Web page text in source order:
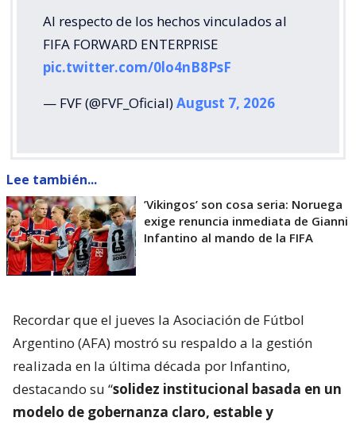
Al respecto de los hechos vinculados al
FIFA FORWARD ENTERPRISE
pic.twitter.com/0lo4nB8PsF
— FVF (@FVF_Oficial)August 7, 2026
Lee también...
’Vikingos’ son cosa seria: Noruega
exige renuncia inmediata de Gianni
Infantino al mando de la FIFA
Recordar que el jueves la Asociación de Fútbol
Argentino (AFA) mostró su respaldo a la gestión
realizada en la última década por Infantino,
destacando su “solidez institucional basada en un
modelo de gobernanza claro, estable y